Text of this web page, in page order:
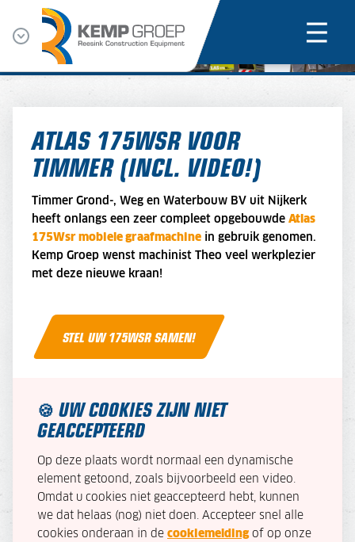
ATLAS 175WSR VOOR
TIMMER (INCL. VIDEO!)
Timmer Grond-, Weg en Waterbouw BV uit Nijkerk
heeft onlangs een zeer compleet opgebouwde Atlas
175Wsr mobiele graafmachine in gebruik genomen.
Kemp Groep wenst machinist Theo veel werkplezier
met deze nieuwe kraan!
STEL UW 175WSR SAMEN!
🍪 UW COOKIES ZIJN NIET
GEACCEPTEERD
Op deze plaats wordt normaal een dynamische
element getoond, zoals bijvoorbeeld een video.
Omdat u cookies niet geaccepteerd hebt, kunnen
we dat helaas (nog) niet doen. Accepteer snel alle
cookies onderaan in de cookiemeldingof op onze